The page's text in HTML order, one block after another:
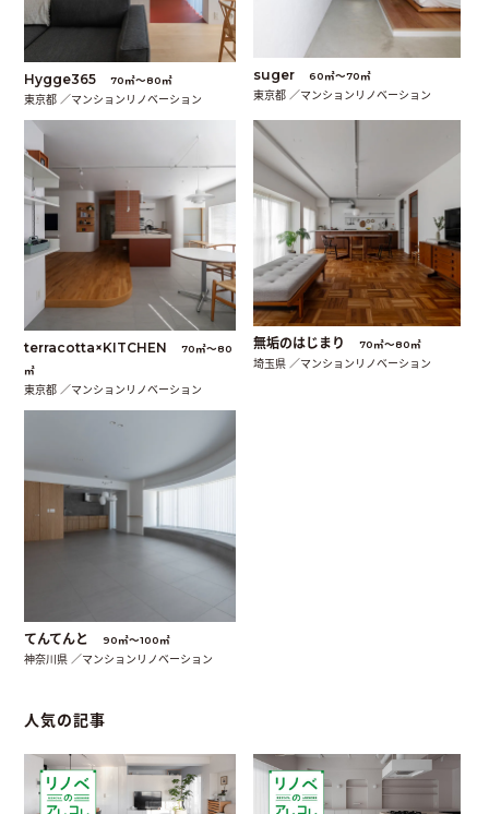
Hygge365 70㎡〜80㎡
東京都 ／マンションリノベーション
suger 60㎡〜70㎡
東京都 ／マンションリノベーション
terracotta×KITCHEN
70㎡〜80
㎡
東京都 ／マンションリノベーション
無垢のはじまり 70㎡〜80㎡
埼玉県 ／マンションリノベーション
てんてんと 90㎡〜100㎡
神奈川県 ／マンションリノベーション
人気の記事